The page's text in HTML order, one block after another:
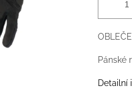
Pánské
Detailní